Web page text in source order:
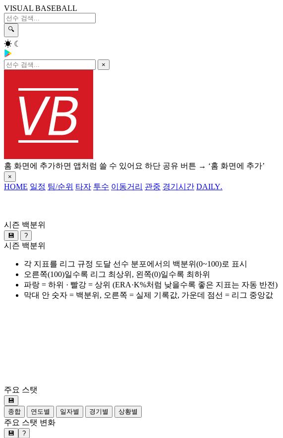
VISUAL BASEBALL
🔍
☀ ☾
×
홈 화면에 추가하면 앱처럼 쓸 수 있어요 하단 공유 버튼 → ‘홈 화면에 추가’
×
HOME 일정 팀/순위 타자 투수 이동거리 관중 경기시간 DAILY.
시즌 백분위
💾 ?
시즌 백분위
각 지표를 리그 규정 도달 선수 분포에서의 백분위(0~100)로 표시
오른쪽(100)일수록 리그 최상위, 왼쪽(0)일수록 최하위
파랑 = 하위 · 빨강 = 상위 (ERA·K%처럼 낮을수록 좋은 지표는 자동 반전)
막대 안 숫자 = 백분위, 오른쪽 = 실제 기록값, 가운데 점선 = 리그 중앙값
주요 스탯
💾
종합
연도별 일자별 경기별 상황별
주요 스탯 변화
💾 ?